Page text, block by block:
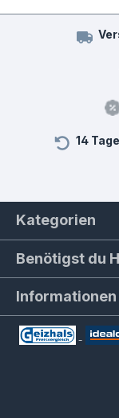
14
Kategorien
Benötigst du
Informationen